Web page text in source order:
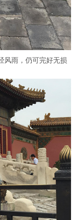
风雨，仍可完好无损